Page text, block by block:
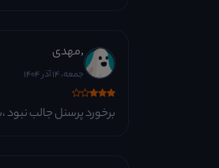
,مهدی
جمعه، 14 آذر 1404
برخورد پرسنل جالب نبود